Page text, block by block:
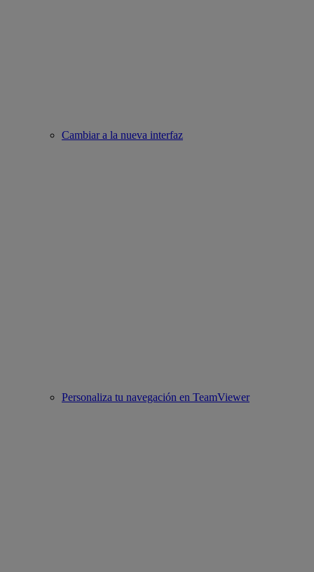
Cambiar a la nueva interfaz
Personaliza tu navegación en TeamViewer